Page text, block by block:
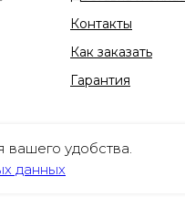
Контакты
Как заказать
Гарантия
удобства.
данных